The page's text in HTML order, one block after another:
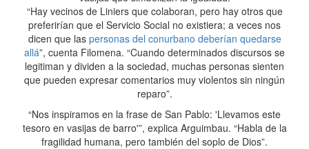
“Hay vecinos de Liniers que colaboran, pero hay otros que
preferirían que el Servicio Social no existiera; a veces nos
dicen que las personas del conurbano deberían quedarse
allá”, cuenta Filomena. “Cuando determinados discursos se
legitiman y dividen a la sociedad, muchas personas sienten
que pueden expresar comentarios muy violentos sin ningún
reparo”.
“Nos inspiramos en la frase de San Pablo: 'Llevamos este
tesoro en vasijas de barro'”, explica Arguimbau. “Habla de la
fragilidad humana, pero también del soplo de Dios”.